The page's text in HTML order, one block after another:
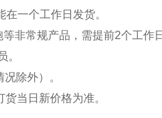
一个工作日发货。
非常规产品，需提前2个工作
。
除外）。
当日新价格为准。